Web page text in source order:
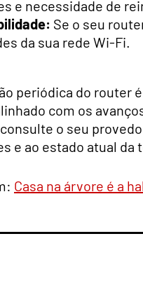
e necessidade de
Se o seu
da sua rede Wi-Fi.
periódica do router
com os
o seu
e ao estado atual da
Casa na árvore é a